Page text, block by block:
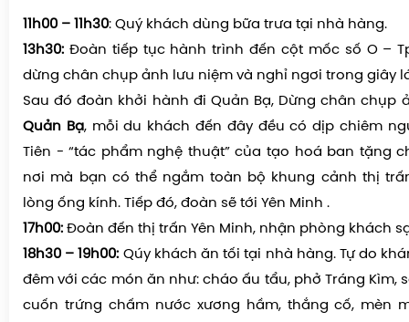
11h00 – 11h30: Quý khách dùng bữa trưa tại nhà hàng.
13h30: Đoàn tiếp tục hành trình đến cột mốc số O –
dừng chân chụp ảnh lưu niệm và nghỉ ngơi trong giây
Sau đó đoàn khởi hành đi Quản Bạ, Dừng chân chụp
Quản Bạ, mỗi du khách đến đây đều có dịp chiêm
Tiên - “tác phẩm nghệ thuật” của tạo hoá ban tặng
nơi mà bạn có thể ngắm toàn bộ khung cảnh thị
lòng ống kính. Tiếp đó, đoàn sẽ tới Yên Minh .
17h00: Đoàn đến thị trấn Yên Minh, nhận phòng khách
18h30 – 19h00: Qúy khách ăn tối tại nhà hàng. Tự do
đêm với các món ăn như: cháo ấu tẩu, phở Tráng Kìm,
cuốn trứng chấm nước xương hầm, thắng cố, mèn